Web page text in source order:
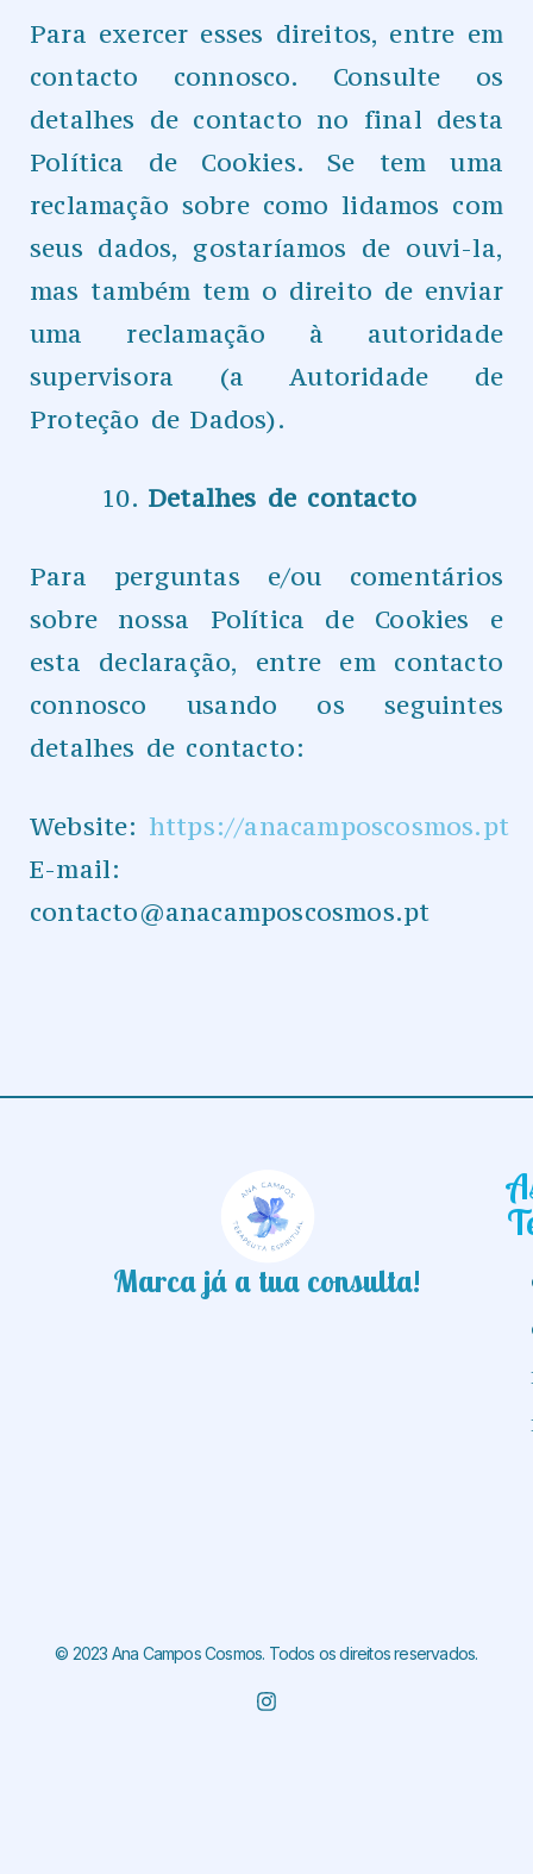
Para exercer esses direitos, entre em
contacto connosco. Consulte os
detalhes de contacto no final desta
Política de Cookies. Se tem uma
reclamação sobre como lidamos com
seus dados, gostaríamos de ouvi-la,
mas também tem o direito de enviar
uma reclamação à autoridade
supervisora (a Autoridade de
Proteção de Dados).
Detalhes de contacto
Para perguntas e/ou comentários
sobre nossa Política de Cookies e
esta declaração, entre em contacto
connosco usando os seguintes
detalhes de contacto:
Website: https://anacamposcosmos.pt
E-mail:
contacto@anacamposcosmos.pt
Marca já a tua consulta!
© 2023 Ana Campos Cosmos. Todos os direitos reservados.